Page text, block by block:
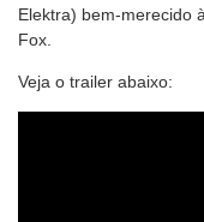
Elektra) bem-merecido
Fox.
Veja o trailer abaixo: